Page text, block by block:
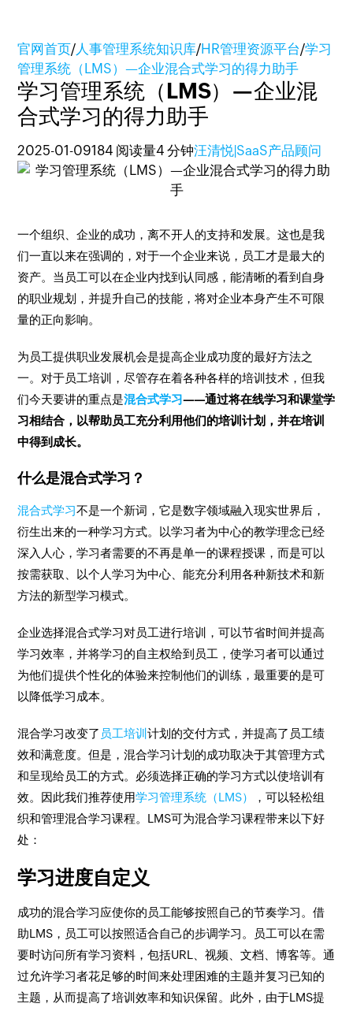
官网首页/人事管理系统知识库/HR管理资源平台/学习
管理系统（LMS）—企业混合式学习的得力助手
学习管理系统（LMS）—企业混
合式学习的得力助手
2025-01-09184 阅读量4 分钟汪清悦|SaaS产品顾问
一个组织、企业的成功，离不开人的支持和发展。这也是我
们一直以来在强调的，对于一个企业来说，员工才是最大的
资产。当员工可以在企业内找到认同感，能清晰的看到自身
的职业规划，并提升自己的技能，将对企业本身产生不可限
量的正向影响。
为员工提供职业发展机会是提高企业成功度的最好方法之
一。对于员工培训，尽管存在着各种各样的培训技术，但我
们今天要讲的重点是混合式学习——通过将在线学习和课堂学
习相结合，以帮助员工充分利用他们的培训计划，并在培训
中得到成长。
什么是混合式学习？
混合式学习不是一个新词，它是数字领域融入现实世界后，
衍生出来的一种学习方式。以学习者为中心的教学理念已经
深入人心，学习者需要的不再是单一的课程授课，而是可以
按需获取、以个人学习为中心、能充分利用各种新技术和新
方法的新型学习模式。
企业选择混合式学习对员工进行培训，可以节省时间并提高
学习效率，并将学习的自主权给到员工，使学习者可以通过
为他们提供个性化的体验来控制他们的训练，最重要的是可
以降低学习成本。
混合学习改变了 员工培训计划的交付方式，并提高了员工绩
效和满意度。但是，混合学习计划的成功取决于其管理方式
和呈现给员工的方式。必须选择正确的学习方式以使培训有
效。因此我们推荐使用学习管理系统（LMS）
，可以轻松组
织和管理混合学习课程。LMS可为混合学习课程带来以下好
处：
学习进度自定义
成功的混合学习应使你的员工能够按照自己的节奏学习。借
助LMS，员工可以按照适合自己的步调学习。员工可以在需
要时访问所有学习资料，包括URL、视频、文档、博客等。通
过允许学习者花足够的时间来处理困难的主题并复习已知的
主题，从而提高了培训效率和知识保留。此外，由于LMS提